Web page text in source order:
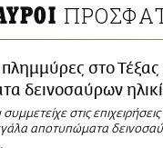
πλημμύρες στο
δεινοσαύρων
στις
αποτυπώματα